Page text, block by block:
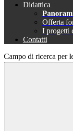
Didattica
Offerta
I progetti
Contatti
Campo di ricerca per